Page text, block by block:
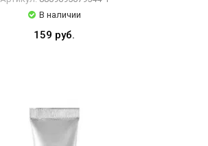
В наличии
159 руб.